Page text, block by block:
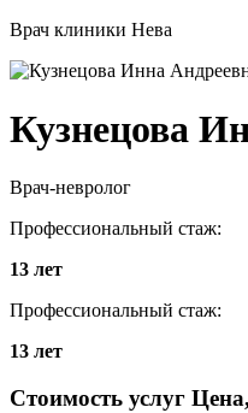
Врач клиники Нева
Кузнецова
Врач-невролог
Профессиональный стаж:
13 лет
Профессиональный стаж:
13 лет
Стоимость услуг